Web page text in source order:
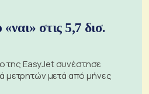
στις 5,7 δισ.
της EasyJet συνέστησε
μετά από μήνες